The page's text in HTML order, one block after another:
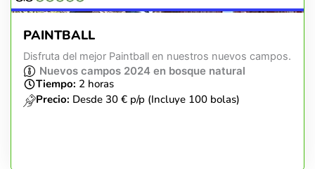
PAINTBALL
Disfruta del mejor Paintball en nuestros nuevos campos.
Nuevos campos 2024 en bosque natural
Tiempo: 2 horas
Precio: Desde 30 € p/p (Incluye 100 bolas)